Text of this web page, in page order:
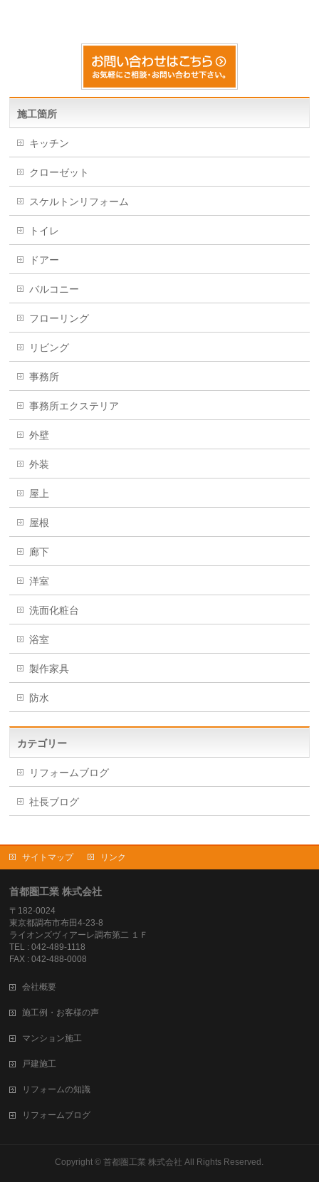
施工箇所
キッチン
クローゼット
スケルトンリフォーム
トイレ
ドアー
バルコニー
フローリング
リビング
事務所
事務所エクステリア
外壁
外装
屋上
屋根
廊下
洋室
洗面化粧台
浴室
製作家具
防水
カテゴリー
リフォームブログ
社長ブログ
サイトマップ リンク
首都圏工業 株式会社
〒182-0024
東京都調布市布田4-23-8
ライオンズヴィアーレ調布第二 １Ｆ
TEL : 042-489-1118
FAX : 042-488-0008
会社概要
施工例・お客様の声
マンション施工
戸建施工
リフォームの知識
リフォームブログ
Copyright ©首都圏工業 株式会社 All Rights Reserved.